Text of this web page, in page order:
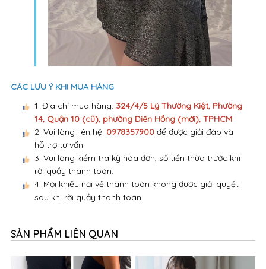
CÁC LƯU Ý KHI MUA HÀNG
1. Địa chỉ mua hàng: 324/4/5 Lý Thường Kiệt, Phường